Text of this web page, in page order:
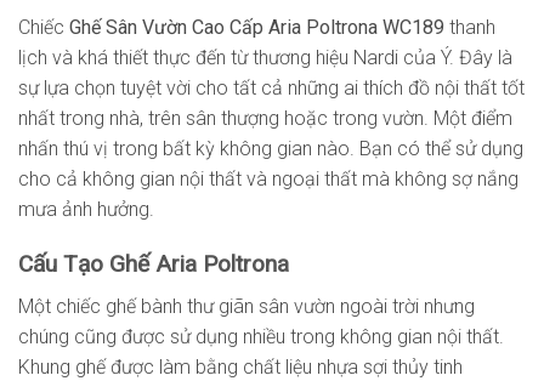
Chiếc Ghế Sân Vườn Cao Cấp Aria Poltrona WC189 thanh
lịch và khá thiết thực đến từ thương hiệu Nardi của Ý. Đây là
sự lựa chọn tuyệt vời cho tất cả những ai thích đồ nội thất tốt
nhất trong nhà, trên sân thượng hoặc trong vườn. Một điểm
nhấn thú vị trong bất kỳ không gian nào. Bạn có thể sử dụng
cho cả không gian nội thất và ngoại thất mà không sợ nắng
mưa ảnh hưởng.
Cấu Tạo Ghế Aria Poltrona
Một chiếc ghế bành thư giãn sân vườn ngoài trời nhưng
chúng cũng được sử dụng nhiều trong không gian nội thất.
Khung ghế được làm bằng chất liệu nhựa sợi thủy tinh